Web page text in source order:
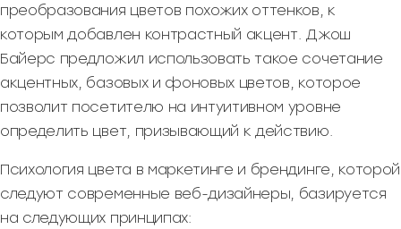
преобразования цветов похожих оттенков, к
которым добавлен контрастный акцент. Джош
Байерс предложил использовать такое сочетание
акцентных, базовых и фоновых цветов, которое
позволит посетителю на интуитивном уровне
определить цвет, призывающий к действию.
Психология цвета в маркетинге и брендинге, которой
следуют современные веб-дизайнеры, базируется
на следующих принципах: